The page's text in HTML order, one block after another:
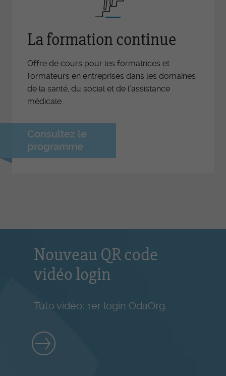
La formation continue
Offre de cours pour les formatrices et
formateurs en entreprises dans les domaines
de la santé, du social et de l’assistance
médicale.
Consultez le
programme
Nouveau QR code
vidéo login
Tuto vidéo: 1er login OdaOrg.